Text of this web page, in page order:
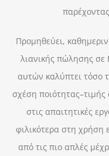
Προμηθεύει,
λιανικής πώλησης
αυτών καλύπτει τόσο
σχέση
στις απαιτητικές
φιλικότερα στη χρήση
από τις πιο απλές